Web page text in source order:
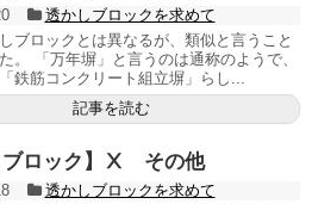
透かしブロックを求めて
ブロックとは異なるが、類似と言うこと
。 「万年塀」と言うのは通称のようで、
鉄筋コンクリート組立塀」らし...
記事を読む
ブロック】Ⅹ その他
透かしブロックを求めて